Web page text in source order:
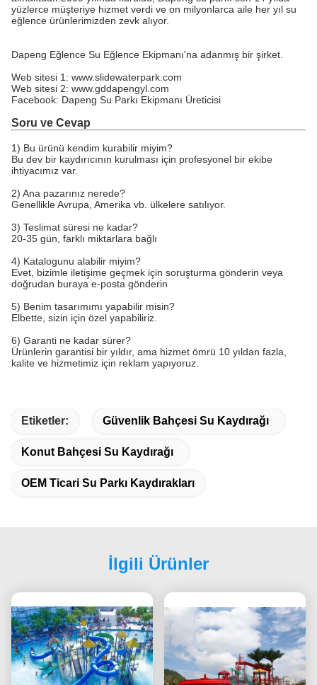
yüzlerce müşteriye hizmet verdi ve on milyonlarca aile her yıl su
eğlence ürünlerimizden zevk alıyor.
Dapeng Eğlence Su Eğlence Ekipmanı'na adanmış bir şirket.
Web sitesi 1: www.slidewaterpark.com
Web sitesi 2: www.gddapengyl.com
Facebook: Dapeng Su Parkı Ekipmanı Üreticisi
Soru ve Cevap
1) Bu ürünü kendim kurabilir miyim?
Bu dev bir kaydırıcının kurulması için profesyonel bir ekibe
ihtiyacımız var.
2) Ana pazarınız nerede?
Genellikle Avrupa, Amerika vb. ülkelere satılıyor.
3) Teslimat süresi ne kadar?
20-35 gün, farklı miktarlara bağlı
4) Katalogunu alabilir miyim?
Evet, bizimle iletişime geçmek için soruşturma gönderin veya
doğrudan buraya e-posta gönderin
5) Benim tasarımımı yapabilir misin?
Elbette, sizin için özel yapabiliriz.
6) Garanti ne kadar sürer?
Ürünlerin garantisi bir yıldır, ama hizmet ömrü 10 yıldan fazla,
kalite ve hizmetimiz için reklam yapıyoruz.
Etiketler: Güvenlik Bahçesi Su Kaydırağı
Konut Bahçesi Su Kaydırağı
OEM Ticari Su Parkı Kaydırakları
İlgili Ürünler